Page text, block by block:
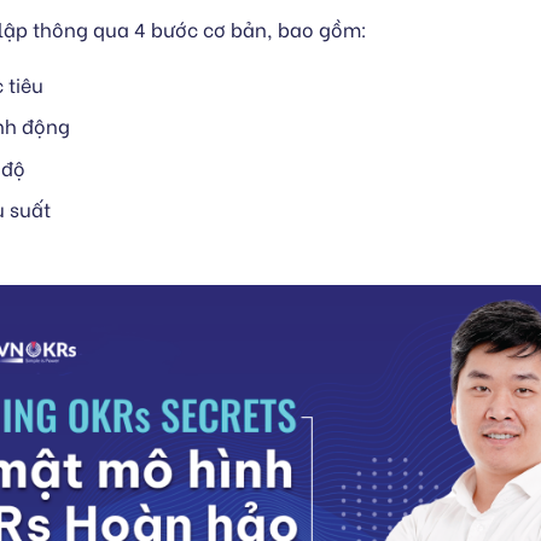
thông qua 4 bước cơ bản, bao gồm:
tiêu
động
suất